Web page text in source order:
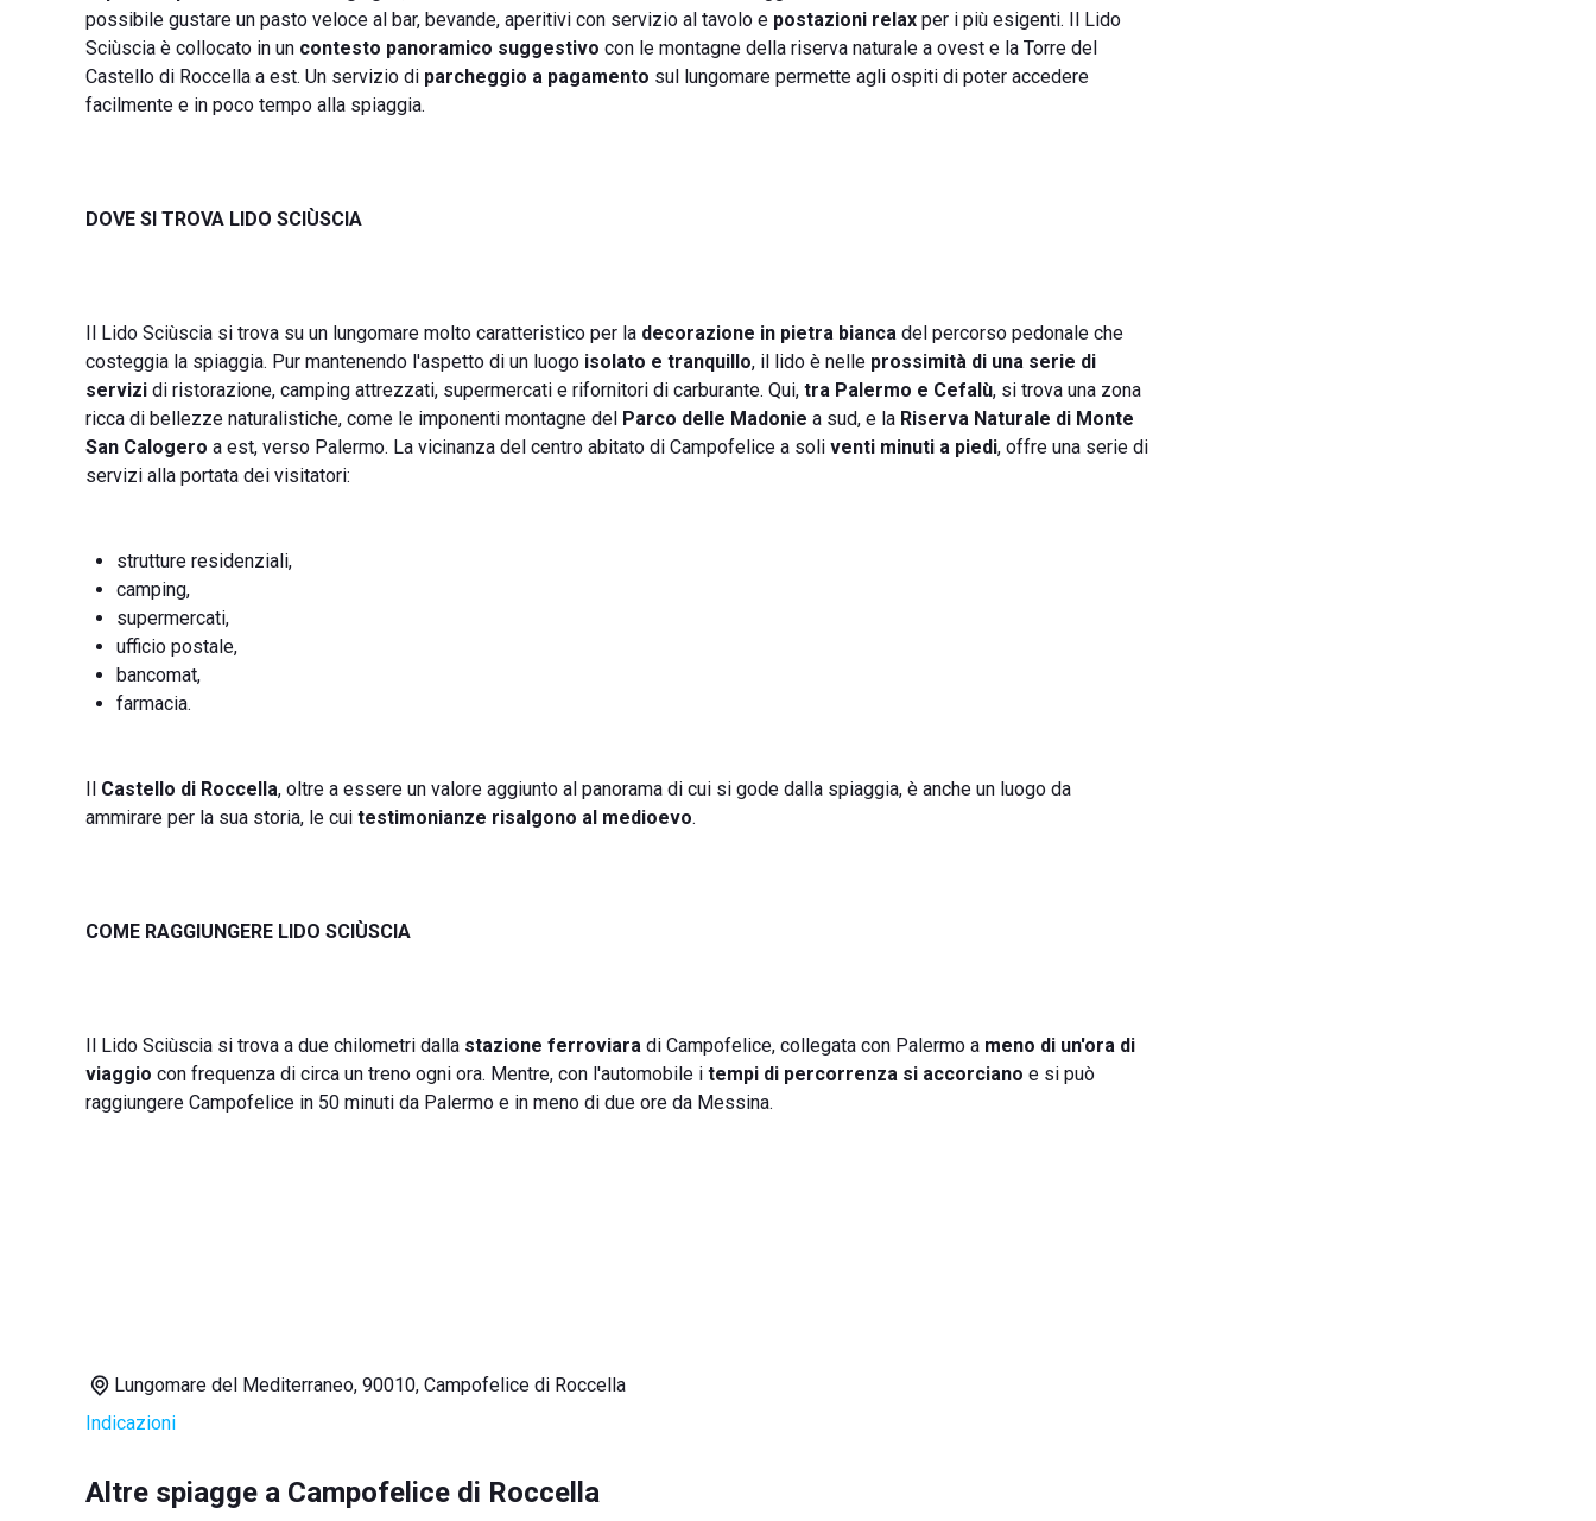
possibile gustare un pasto veloce al bar, bevande, aperitivi con servizio al tavolo e postazioni relax per i più esigenti. Il Lido
Sciùscia è collocato in un contesto panoramico suggestivo con le montagne della riserva naturale a ovest e la Torre del
Castello di Roccella a est. Un servizio di parcheggio a pagamento sul lungomare permette agli ospiti di poter accedere
facilmente e in poco tempo alla spiaggia.
DOVE SI TROVA LIDO SCIÙSCIA
Il Lido Sciùscia si trova su un lungomare molto caratteristico per la decorazione in pietra bianca del percorso pedonale che
costeggia la spiaggia. Pur mantenendo l'aspetto di un luogo isolato e tranquillo, il lido è nelle prossimità di una serie di
servizi di ristorazione, camping attrezzati, supermercati e rifornitori di carburante. Qui, tra Palermo e Cefalù, si trova una zona
ricca di bellezze naturalistiche, come le imponenti montagne del Parco delle Madonie a sud, e la Riserva Naturale di Monte
San Calogero a est, verso Palermo. La vicinanza del centro abitato di Campofelice a soli venti minuti a piedi, offre una serie di
servizi alla portata dei visitatori:
strutture residenziali,
camping,
supermercati,
ufficio postale,
bancomat,
farmacia.
Il Castello di Roccella, oltre a essere un valore aggiunto al panorama di cui si gode dalla spiaggia, è anche un luogo da
ammirare per la sua storia, le cui testimonianze risalgono al medioevo.
COME RAGGIUNGERE LIDO SCIÙSCIA
Il Lido Sciùscia si trova a due chilometri dalla stazione ferroviara di Campofelice, collegata con Palermo a meno di un'ora di
viaggio con frequenza di circa un treno ogni ora. Mentre, con l'automobile i tempi di percorrenza si accorciano e si può
raggiungere Campofelice in 50 minuti da Palermo e in meno di due ore da Messina.
Lungomare del Mediterraneo, 90010, Campofelice di Roccella
Indicazioni
Altre spiagge a Campofelice di Roccella